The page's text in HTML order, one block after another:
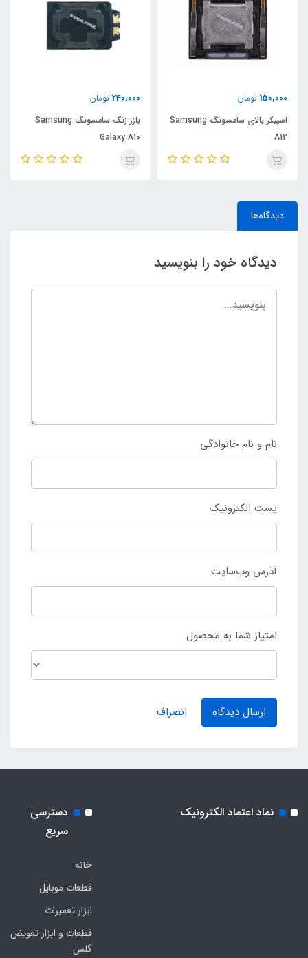
150,000 تومان
اسپیکر بالای سامسونگ Samsung
A12
240,000 تومان
بازر زنگ سامسونگ Samsung
Galaxy A10
دیدگاه‌ها
دیدگاه خود را بنویسید
نام و نام خانوادگی
پست الکترونیک
آدرس وب‌سایت
امتیاز شما به محصول
ارسال دیدگاه انصراف
نماد اعتماد الکترونیک
دسترسی
سریع
خانه
قطعات موبایل
ابزار تعمیرات
قطعات و ابزار تعویض
گلس